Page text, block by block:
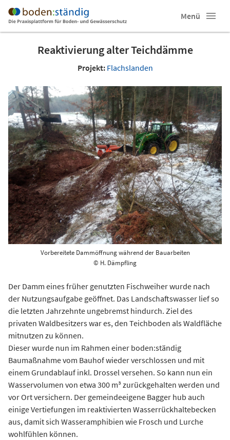
Menü
Reaktivierung alter Teichdämme
Projekt: Flachslanden
Vorbereitete Dammöffnung während der Bauarbeiten
© H. Dämpfling
Der Damm eines früher genutzten Fischweiher wurde nach
der Nutzungsaufgabe geöffnet. Das Landschaftswasser lief so
die letzten Jahrzehnte ungebremst hindurch. Ziel des
privaten Waldbesitzers war es, den Teichboden als Waldfläche
mitnutzen zu können.
Dieser wurde nun im Rahmen einer boden:ständig
Baumaßnahme vom Bauhof wieder verschlossen und mit
einem Grundablauf inkl. Drossel versehen. So kann nun ein
Wasservolumen von etwa 300 m³ zurückgehalten werden und
vor Ort versichern. Der gemeindeeigene Bagger hub auch
einige Vertiefungen im reaktivierten Wasserrückhaltebecken
aus, damit sich Wasseramphibien wie Frosch und Lurche
wohlfühlen können.